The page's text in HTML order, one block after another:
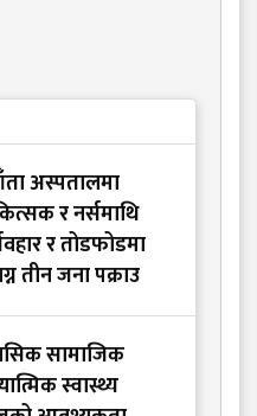
अस्पतालमा
र नर्समाथि
र तोडफोडमा
तीन जना पक्राउ
सामाजिक
स्वास्थ्य